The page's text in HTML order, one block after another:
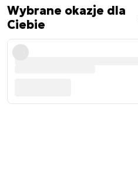
Wybrane okazje dla
Ciebie